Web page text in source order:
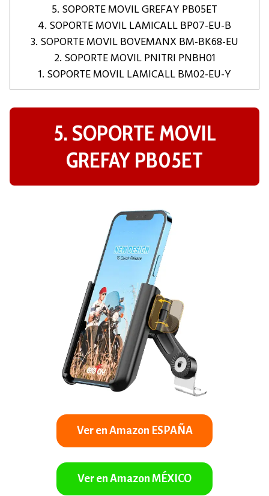
5. SOPORTE MOVIL GREFAY PB05ET
4. SOPORTE MOVIL LAMICALL BP07-EU-B
3. SOPORTE MOVIL BOVEMANX BM-BK68-EU
2. SOPORTE MOVIL PNITRI PNBH01
1. SOPORTE MOVIL LAMICALL BM02-EU-Y
5. SOPORTE MOVIL
GREFAY PB05ET
Ver en Amazon ESPAÑA
Ver en Amazon MÉXICO